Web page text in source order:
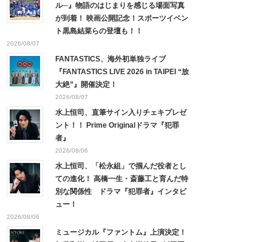
ル─』物語のはじまりを感じる場面写真
が到着！ 映画公開記念！スポーツイベン
ト黒島結菜らの登壇も！！
2026/08/07
FANTASTICS、海外初単独ライブ
『FANTASTICS LIVE 2026 in TAIPEI “放
大絶”』開催決定！
2026/08/07
水上恒司、直筆サイン入りチェキプレゼ
ント！！ Prime Originalドラマ『犯罪
者』
2026/08/06
水上恒司、「松永組」で掴んだ役者とし
ての進化！ 高橋一生・斎藤工と育んだ特
別な関係性 ドラマ『犯罪者』インタビ
ュー！
2026/08/06
ミュージカル『ファントム』上演決定！